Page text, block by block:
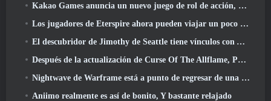
Kakao Games anuncia un nuevo juego de rol de acción, doncella guardiana
Los jugadores de Eterspire ahora pueden viajar un poco en el tiempo... como regalo
El descubridor de Jimothy de Seattle tiene vínculos con ArenaNet, Por supuesto que lo agregarán a Guild Wars 2
Después de la actualización de Curse Of The Allflame, Path Of Exile anuncia varios cambios según los comentarios
Nightwave de Warframe está a punto de regresar de una manera impactante
Aniimo realmente es así de bonito, Y bastante relajado